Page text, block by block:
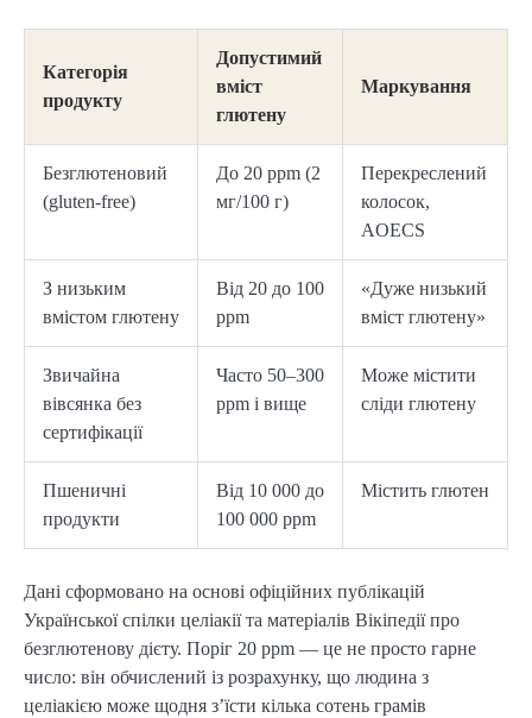
Категорія
продукту
Допустимий
вміст
глютену
Маркування
Безглютеновий
(gluten-free)
До 20 ppm (2
мг/100 г)
Перекреслений
колосок,
AOECS
З низьким
вмістом глютену
Від 20 до 100
ppm
«Дуже низький
вміст глютену»
Звичайна
вівсянка без
сертифікації
Часто 50–300
ppm і вище
Може містити
сліди глютену
Пшеничні
продукти
Від 10 000 до
100 000 ppm
Містить глютен
Дані сформовано на основі офіційних публікацій
Української спілки целіакії та матеріалів Вікіпедії про
безглютенову дієту. Поріг 20 ppm — це не просто гарне
число: він обчислений із розрахунку, що людина з
целіакією може щодня з’їсти кілька сотень грамів